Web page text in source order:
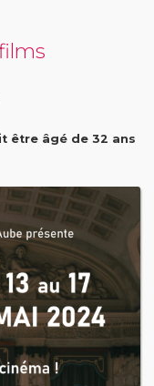
être âgé de 32 ans